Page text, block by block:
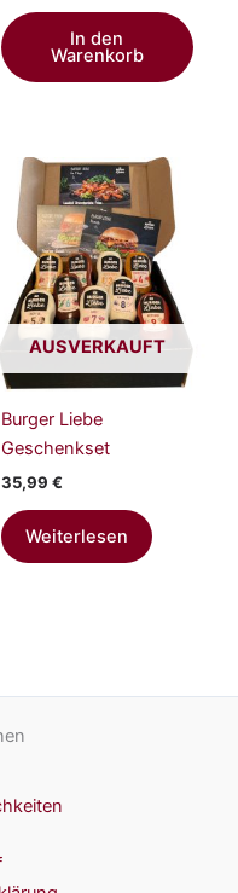
In den
Warenkorb
AUSVERKAUFT
Burger Liebe
Geschenkset
35,99 €
Weiterlesen